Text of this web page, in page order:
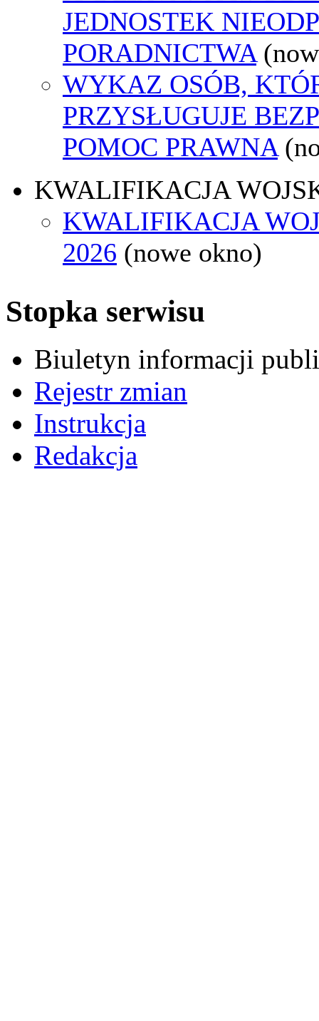
JEDNOSTEK
PORADNICTWA
WYKAZ OSÓB,
PRZYSŁUGUJE
POMOC PRAWNA
KWALIFIKACJA
KWALIFIKACJA
2026 (nowe okno)
Stopka serwisu
Biuletyn informacji
Rejestr zmian
Instrukcja
Redakcja